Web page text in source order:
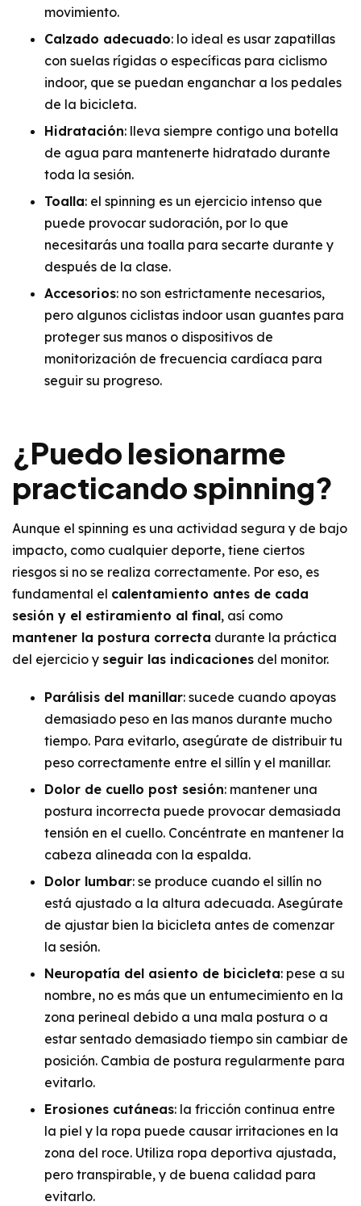
movimiento.
Calzado adecuado: lo ideal es usar zapatillas
con suelas rígidas o específicas para ciclismo
indoor, que se puedan enganchar a los pedales
de la bicicleta.
Hidratación: lleva siempre contigo una botella
de agua para mantenerte hidratado durante
toda la sesión.
Toalla: el spinning es un ejercicio intenso que
puede provocar sudoración, por lo que
necesitarás una toalla para secarte durante y
después de la clase.
Accesorios: no son estrictamente necesarios,
pero algunos ciclistas indoor usan guantes para
proteger sus manos o dispositivos de
monitorización de frecuencia cardíaca para
seguir su progreso.
¿Puedo lesionarme
practicando spinning?
Aunque el spinning es una actividad segura y de bajo
impacto, como cualquier deporte, tiene ciertos
riesgos si no se realiza correctamente. Por eso, es
fundamental el calentamiento antes de cada
sesión y el estiramiento al final, así como
mantener la postura correcta durante la práctica
del ejercicio y seguir las indicaciones del monitor.
Parálisis del manillar: sucede cuando apoyas
demasiado peso en las manos durante mucho
tiempo. Para evitarlo, asegúrate de distribuir tu
peso correctamente entre el sillín y el manillar.
Dolor de cuello post sesión: mantener una
postura incorrecta puede provocar demasiada
tensión en el cuello. Concéntrate en mantener la
cabeza alineada con la espalda.
Dolor lumbar: se produce cuando el sillín no
está ajustado a la altura adecuada. Asegúrate
de ajustar bien la bicicleta antes de comenzar
la sesión.
Neuropatía del asiento de bicicleta: pese a su
nombre, no es más que un entumecimiento en la
zona perineal debido a una mala postura o a
estar sentado demasiado tiempo sin cambiar de
posición. Cambia de postura regularmente para
evitarlo.
Erosiones cutáneas: la fricción continua entre
la piel y la ropa puede causar irritaciones en la
zona del roce. Utiliza ropa deportiva ajustada,
pero transpirable, y de buena calidad para
evitarlo.